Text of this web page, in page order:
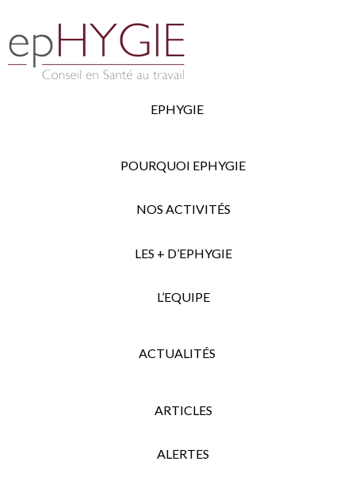
EPHYGIE
POURQUOI EPHYGIE
NOS ACTIVITÉS
LES + D’EPHYGIE
L’EQUIPE
ACTUALITÉS
ARTICLES
ALERTES